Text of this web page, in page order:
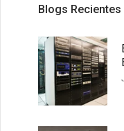
Blogs Recientes